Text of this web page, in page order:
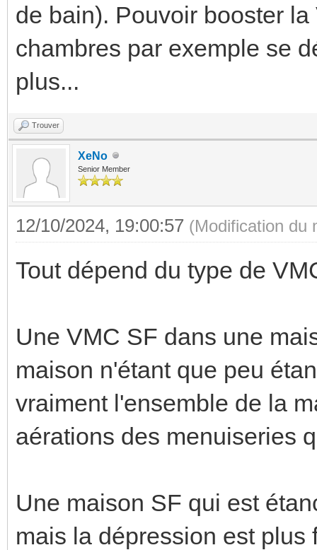
de bain). Pouvoir booster
chambres par exemple se
plus...
Trouver
XeNo
Senior Member
12/10/2024, 19:00:57 (Modification du
Tout dépend du type de
Une VMC SF dans une
maison n'étant que peu
vraiment l'ensemble de la
aérations des menuiseries
Une maison SF qui est
mais la dépression est